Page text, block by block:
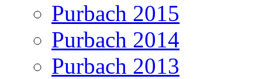
Purbach 2015
Purbach 2014
Purbach 2013